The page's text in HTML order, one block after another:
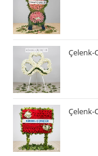
Çelenk-
Çelenk-